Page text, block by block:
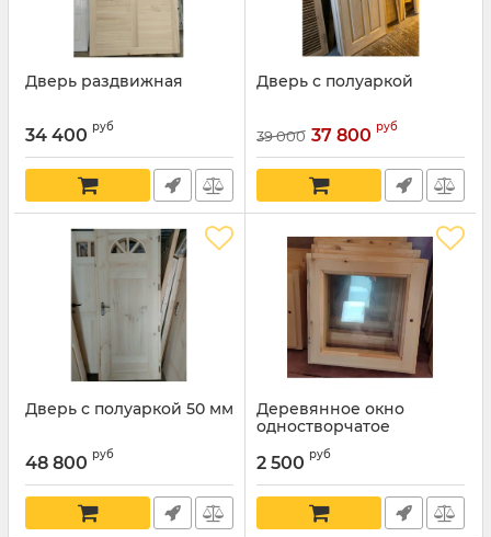
Дверь раздвижная
34 400 руб
Дверь с полуаркой
39 000 37 800 руб
Дверь с полуаркой 50 мм
48 800 руб
Деревянное окно
одностворчатое
Ок 4-4
2 500 руб